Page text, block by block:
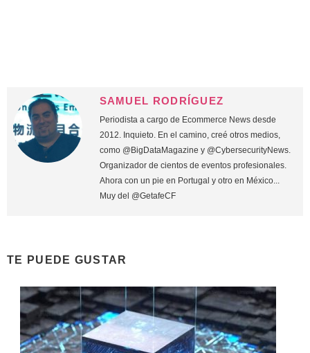
SAMUEL RODRÍGUEZ
Periodista a cargo de Ecommerce News desde
2012. Inquieto. En el camino, creé otros medios,
como @BigDataMagazine y @CybersecurityNews.
Organizador de cientos de eventos profesionales.
Ahora con un pie en Portugal y otro en México...
Muy del @GetafeCF
TE PUEDE GUSTAR